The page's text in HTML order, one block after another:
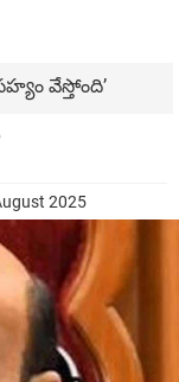
వేస్తోంది’
2025